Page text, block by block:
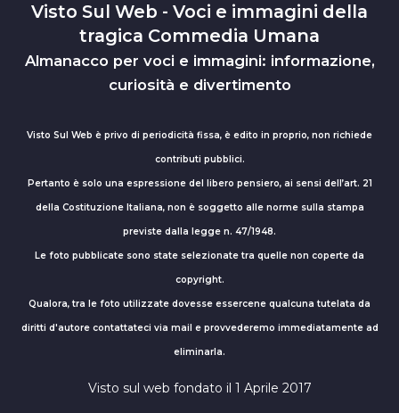
Visto Sul Web - Voci e immagini della
tragica Commedia Umana
Almanacco per voci e immagini: informazione,
curiosità e divertimento
Visto Sul Web è privo di periodicità fissa, è edito in proprio, non richiede
contributi pubblici.
Pertanto è solo una espressione del libero pensiero, ai sensi dell’art. 21
della Costituzione Italiana, non è soggetto alle norme sulla stampa
previste dalla legge n. 47/1948.
Le foto pubblicate sono state selezionate tra quelle non coperte da
copyright.
Qualora, tra le foto utilizzate dovesse essercene qualcuna tutelata da
diritti d'autore contattateci via mail e provvederemo immediatamente ad
eliminarla.
Visto sul web fondato il 1 Aprile 2017